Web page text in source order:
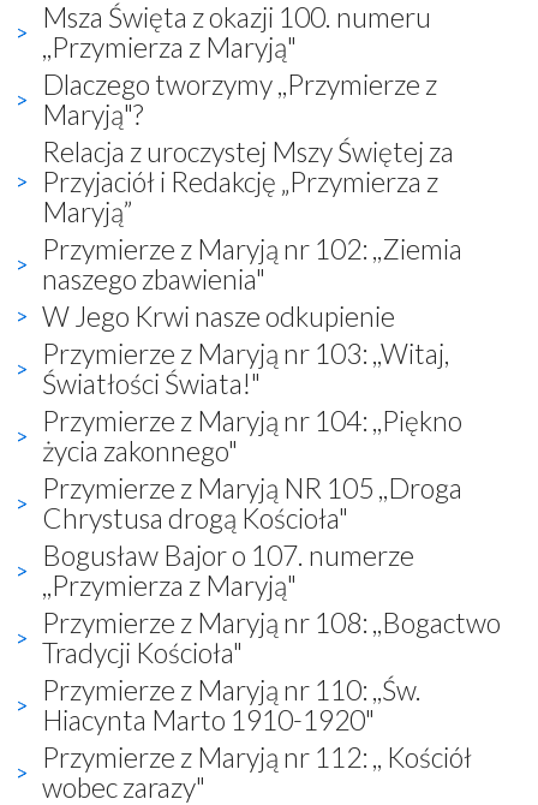
Msza Święta z okazji 100. numeru
,,Przymierza z Maryją"
Dlaczego tworzymy ,,Przymierze z
Maryją"?
Relacja z uroczystej Mszy Świętej za
Przyjaciół i Redakcję „Przymierza z
Maryją”
Przymierze z Maryją nr 102: ,,Ziemia
naszego zbawienia"
W Jego Krwi nasze odkupienie
Przymierze z Maryją nr 103: ,,Witaj,
Światłości Świata!"
Przymierze z Maryją nr 104: ,,Piękno
życia zakonnego"
Przymierze z Maryją NR 105 ,,Droga
Chrystusa drogą Kościoła"
Bogusław Bajor o 107. numerze
,,Przymierza z Maryją"
Przymierze z Maryją nr 108: ,,Bogactwo
Tradycji Kościoła"
Przymierze z Maryją nr 110: ,,Św.
Hiacynta Marto 1910-1920"
Przymierze z Maryją nr 112: ,, Kościół
wobec zarazy"